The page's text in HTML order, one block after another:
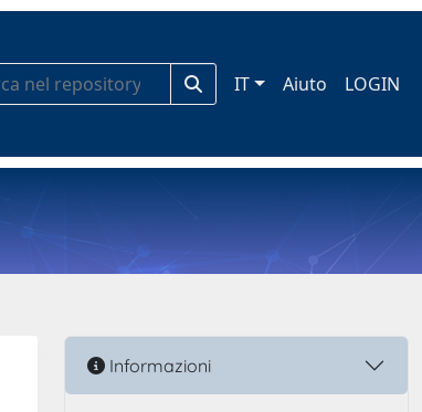
IT Aiuto LOGIN
Informazioni